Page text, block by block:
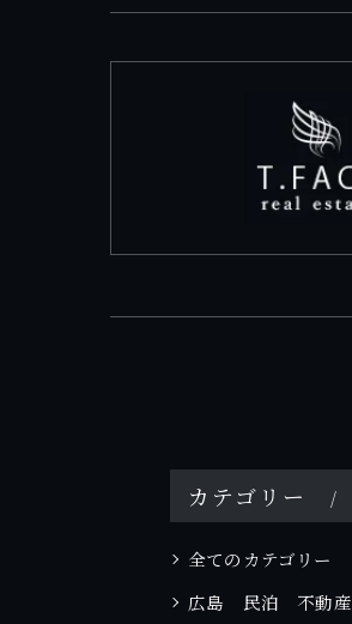
カテゴリー
全てのカテゴリー
広島 民泊 不動産